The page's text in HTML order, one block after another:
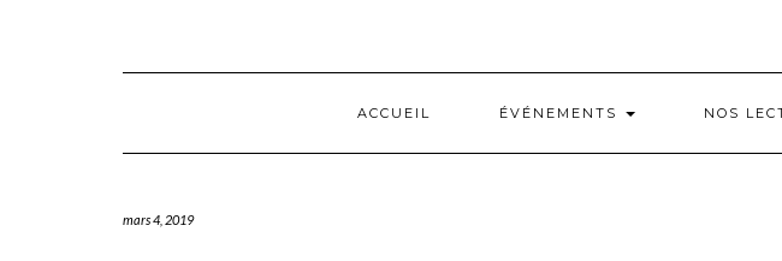
ACCUEIL ÉVÉNEMENTS NOS
mars 4, 2019